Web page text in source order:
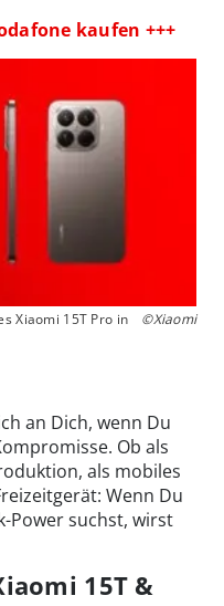
kaufen +++
Xiaomi 15T Pro in
©Xiaomi
an Dich, wenn Du
Ob als
als mobiles
Wenn Du
Power suchst, wirst
15T &